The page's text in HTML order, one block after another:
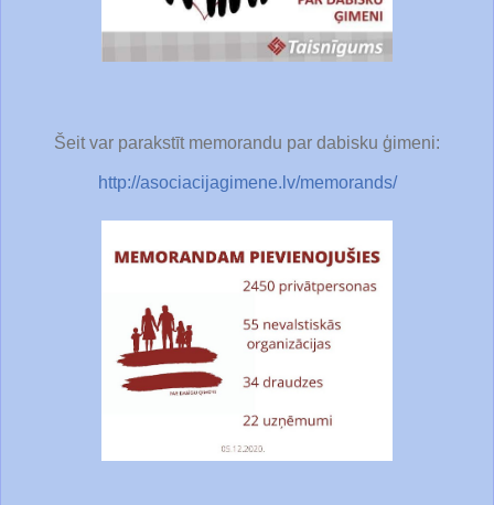
Šeit var parakstīt memorandu par dabisku ģimeni:
http://asociacijagimene.lv/memorands/